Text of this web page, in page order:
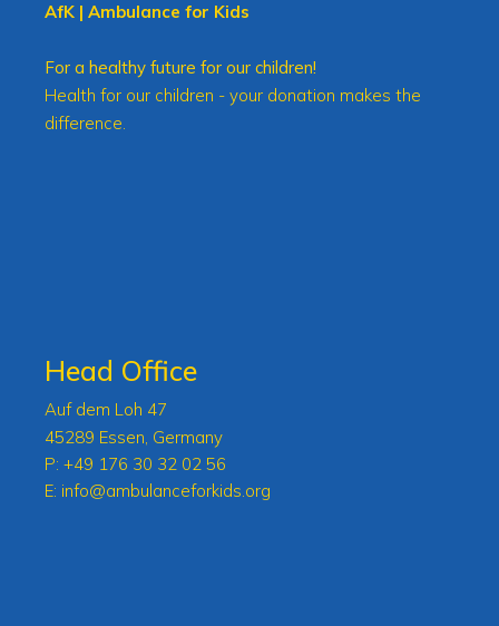
AfK | Ambulance for Kids
For a healthy future for our children!
Health for our children - your donation makes the
difference.
Head Office
Auf dem Loh 47
45289 Essen, Germany
P:+49 176 30 32 02 56
E: info@ambulanceforkids.org